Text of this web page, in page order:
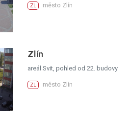
ZL město Zlín
Zlín
areál Svit, pohled od 22. budovy
ZL město Zlín